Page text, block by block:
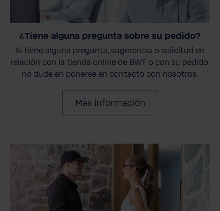
¿Tiene alguna pregunta sobre su pedido?
Si tiene alguna pregunta, sugerencia o solicitud en
relación con la tienda online de BWT o con su pedido,
no dude en ponerse en contacto con nosotros.
Más información